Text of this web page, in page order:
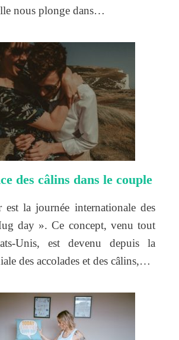
nous plonge dans…
des câlins dans le couple
la journée internationale des
day ». Ce concept, venu tout
Unis, est devenu depuis la
des accolades et des câlins,…